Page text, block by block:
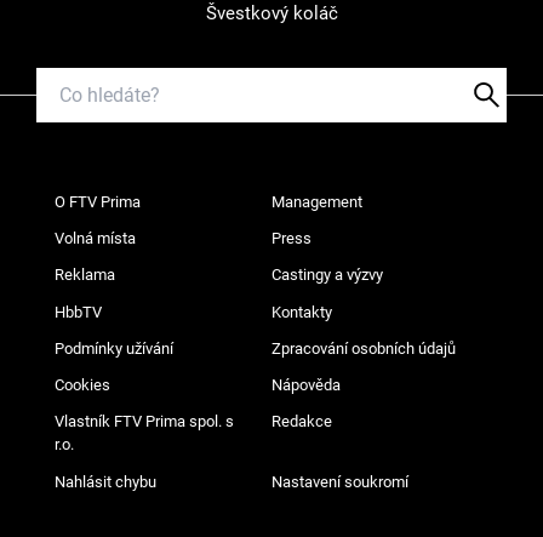
Švestkový koláč
O FTV Prima Management
Volná místa Press
Reklama Castingy a výzvy
HbbTV Kontakty
Podmínky užívání Zpracování osobních údajů
Cookies Nápověda
Vlastník FTV Prima spol. s
r.o.
Redakce
Nahlásit chybu Nastavení soukromí